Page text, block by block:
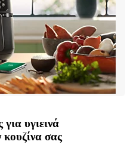
υγιεινά
κουζίνα σας